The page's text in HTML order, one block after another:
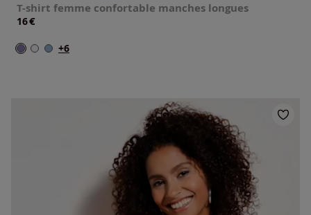
T-shirt femme confortable manches longues
16€
+6